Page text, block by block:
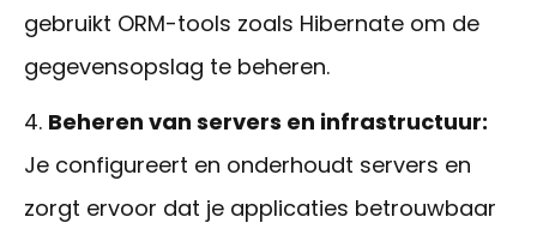
gebruikt ORM-tools zoals Hibernate om de
gegevensopslag te beheren.
Beheren van servers en infrastructuur:
Je configureert en onderhoudt servers en
zorgt ervoor dat je applicaties betrouwbaar